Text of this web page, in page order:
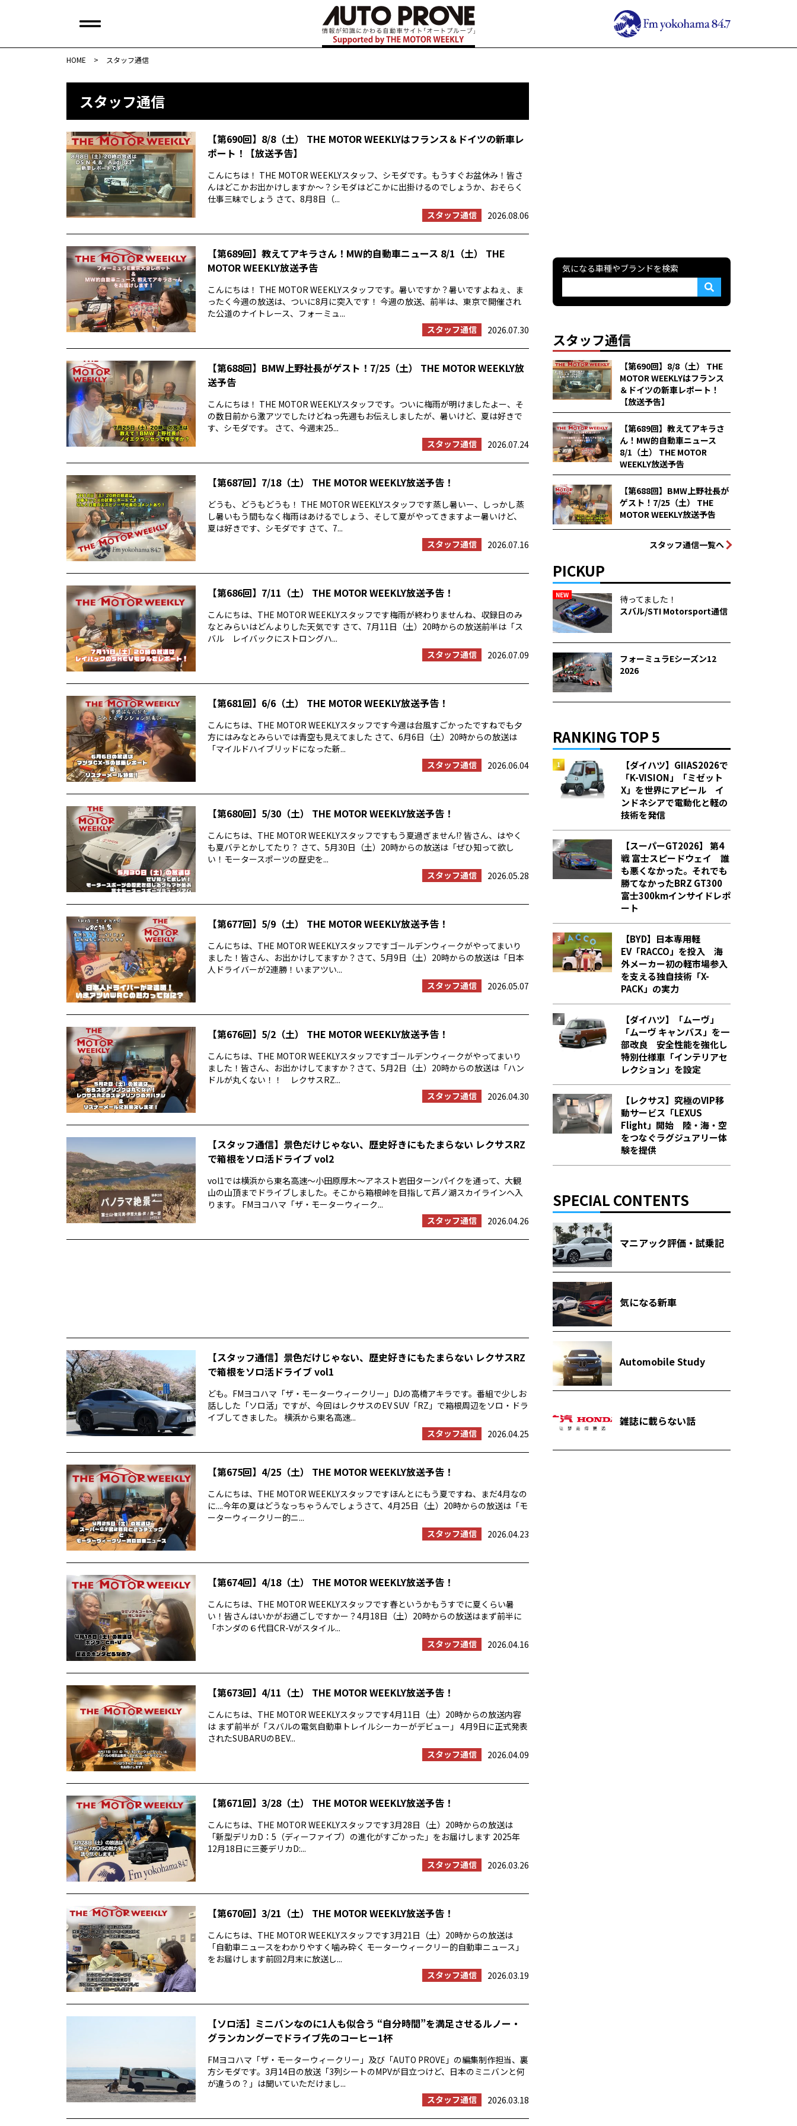
HOME > スタッフ通信
スタッフ通信
【第690回】8/8（土） THE MOTOR WEEKLYはフランス＆ドイツの新車レ
ポート！【放送予告】
こんにちは！ THE MOTOR WEEKLYスタッフ、シモダです。もうすぐお盆休み！皆さ
んはどこかお出かけしますか〜？シモダはどこかに出掛けるのでしょうか、おそらく
仕事三昧でしょう さて、8月8日（...
スタッフ通信
2026.08.06
【第689回】教えてアキラさん！MW的自動車ニュース 8/1（土） THE
MOTOR WEEKLY放送予告
こんにちは！ THE MOTOR WEEKLYスタッフです。暑いですか？暑いですよねぇ、ま
ったく今週の放送は、ついに8月に突入です！ 今週の放送、前半は、東京で開催され
た公道のナイトレース、フォーミュ...
スタッフ通信
2026.07.30
【第688回】BMW上野社長がゲスト！7/25（土） THE MOTOR WEEKLY放
送予告
こんにちは！ THE MOTOR WEEKLYスタッフです。ついに梅雨が明けましたよー、そ
の数日前から激アツでしたけどねっ先週もお伝えしましたが、暑いけど、夏は好きで
す、シモダです。 さて、今週末25...
スタッフ通信
2026.07.24
【第687回】7/18（土） THE MOTOR WEEKLY放送予告！
どうも、どうもどうも！ THE MOTOR WEEKLYスタッフです蒸し暑いー、しっかし蒸
し暑いもう間もなく梅雨はあけるでしょう、そして夏がやってきますよー暑いけど、
夏は好きです、シモダです さて、7...
スタッフ通信
2026.07.16
【第686回】7/11（土） THE MOTOR WEEKLY放送予告！
こんにちは、THE MOTOR WEEKLYスタッフです梅雨が終わりませんね、収録日のみ
なとみらいはどんよりした天気です さて、7月11日（土）20時からの放送前半は「ス
バル レイバックにストロングハ...
スタッフ通信
2026.07.09
【第681回】6/6（土） THE MOTOR WEEKLY放送予告！
こんにちは、THE MOTOR WEEKLYスタッフです今週は台風すごかったですねでも夕
方にはみなとみらいでは青空も見えてました さて、6月6日（土）20時からの放送は
「マイルドハイブリッドになった新...
スタッフ通信
2026.06.04
【第680回】5/30（土） THE MOTOR WEEKLY放送予告！
こんにちは、THE MOTOR WEEKLYスタッフですもう夏過ぎません!? 皆さん、はやく
も夏バテとかしてたり？ さて、5月30日（土）20時からの放送は「ぜひ知って欲し
い！モータースポーツの歴史を...
スタッフ通信
2026.05.28
【第677回】5/9（土） THE MOTOR WEEKLY放送予告！
こんにちは、THE MOTOR WEEKLYスタッフですゴールデンウィークがやってまいり
ました！皆さん、お出かけしてますか？さて、5月9日（土）20時からの放送は「日本
人ドライバーが2連勝！いまアツい...
スタッフ通信
2026.05.07
【第676回】5/2（土） THE MOTOR WEEKLY放送予告！
こんにちは、THE MOTOR WEEKLYスタッフですゴールデンウィークがやってまいり
ました！皆さん、お出かけしてますか？さて、5月2日（土）20時からの放送は「ハン
ドルが丸くない！！ レクサスRZ...
スタッフ通信
2026.04.30
【スタッフ通信】景色だけじゃない、歴史好きにもたまらない レクサスRZ
で箱根をソロ活ドライブ vol2
vol1では横浜から東名高速〜小田原厚木〜アネスト岩田ターンパイクを通って、大観
山の山頂までドライブしました。そこから箱根峠を目指して芦ノ湖スカイラインへ入
ります。 FMヨコハマ「ザ・モーターウィーク...
スタッフ通信
2026.04.26
【スタッフ通信】景色だけじゃない、歴史好きにもたまらない レクサスRZ
で箱根をソロ活ドライブ vol1
ども。FMヨコハマ「ザ・モーターウィークリー」DJの高橋アキラです。番組で少しお
話しした「ソロ活」ですが、今回はレクサスのEV SUV「RZ」で箱根周辺をソロ・ドラ
イブしてきました。 横浜から東名高速...
スタッフ通信
2026.04.25
【第675回】4/25（土） THE MOTOR WEEKLY放送予告！
こんにちは、THE MOTOR WEEKLYスタッフですほんとにもう夏ですね、まだ4月なの
に....今年の夏はどうなっちゃうんでしょうさて、4月25日（土）20時からの放送は「モ
ーターウィークリー的ニ...
スタッフ通信
2026.04.23
【第674回】4/18（土） THE MOTOR WEEKLY放送予告！
こんにちは、THE MOTOR WEEKLYスタッフです春というかもうすでに夏くらい暑
い！皆さんはいかがお過ごしですかー？4月18日（土）20時からの放送はまず前半に
「ホンダの６代目CR-Vがスタイル...
スタッフ通信
2026.04.16
【第673回】4/11（土） THE MOTOR WEEKLY放送予告！
こんにちは、THE MOTOR WEEKLYスタッフです4月11日（土）20時からの放送内容
は まず前半が「スバルの電気自動車トレイルシーカーがデビュー」 4月9日に正式発表
されたSUBARUのBEV...
スタッフ通信
2026.04.09
【第671回】3/28（土） THE MOTOR WEEKLY放送予告！
こんにちは、THE MOTOR WEEKLYスタッフです3月28日（土）20時からの放送は
「新型デリカD：5（ディーファイブ）の進化がすごかった」をお届けします 2025年
12月18日に三菱デリカD:...
スタッフ通信
2026.03.26
【第670回】3/21（土） THE MOTOR WEEKLY放送予告！
こんにちは、THE MOTOR WEEKLYスタッフです3月21日（土）20時からの放送は
「自動車ニュースをわかりやすく噛み砕く モーターウィークリー的自動車ニュース」
をお届けします前回2月末に放送し...
スタッフ通信
2026.03.19
【ソロ活】ミニバンなのに1人も似合う “自分時間”を満足させるルノー・
グランカングーでドライブ先のコーヒー1杯
FMヨコハマ「ザ・モーターウィークリー」及び「AUTO PROVE」の編集制作担当、裏
方シモダです。3月14日の放送「3列シートのMPVが目立つけど、日本のミニバンと何
が違うの？」は聞いていただけまし...
スタッフ通信
2026.03.18
気になる車種やブランドを検索
スタッフ通信
【第690回】8/8（土） THE
MOTOR WEEKLYはフランス
＆ドイツの新車レポート！
【放送予告】
【第689回】教えてアキラさ
ん！MW的自動車ニュース
8/1（土） THE MOTOR
WEEKLY放送予告
【第688回】BMW上野社長が
ゲスト！7/25（土） THE
MOTOR WEEKLY放送予告
スタッフ通信一覧へ
PICKUP
NEW
待ってました！
スバル/STI Motorsport通信
フォーミュラEシーズン12
2026
RANKING TOP 5
【ダイハツ】GIIAS2026で
「K-VISION」「ミゼット
X」を世界にアピール イ
ンドネシアで電動化と軽の
技術を発信
【スーパーGT2026】 第4
戦 富士スピードウェイ 誰
も悪くなかった。それでも
勝てなかった――BRZ GT300
富士300kmインサイドレポ
ート
【BYD】日本専用軽
EV「RACCO」を投入 海
外メーカー初の軽市場参入
を支える独自技術「X-
PACK」の実力
【ダイハツ】「ムーヴ」
「ムーヴ キャンバス」を一
部改良 安全性能を強化し
特別仕様車「インテリアセ
レクション」を設定
【レクサス】究極のVIP移
動サービス「LEXUS
Flight」開始 陸・海・空
をつなぐラグジュアリー体
験を提供
SPECIAL CONTENTS
マニアック評価・試乗記
気になる新車
Automobile Study
雑誌に載らない話